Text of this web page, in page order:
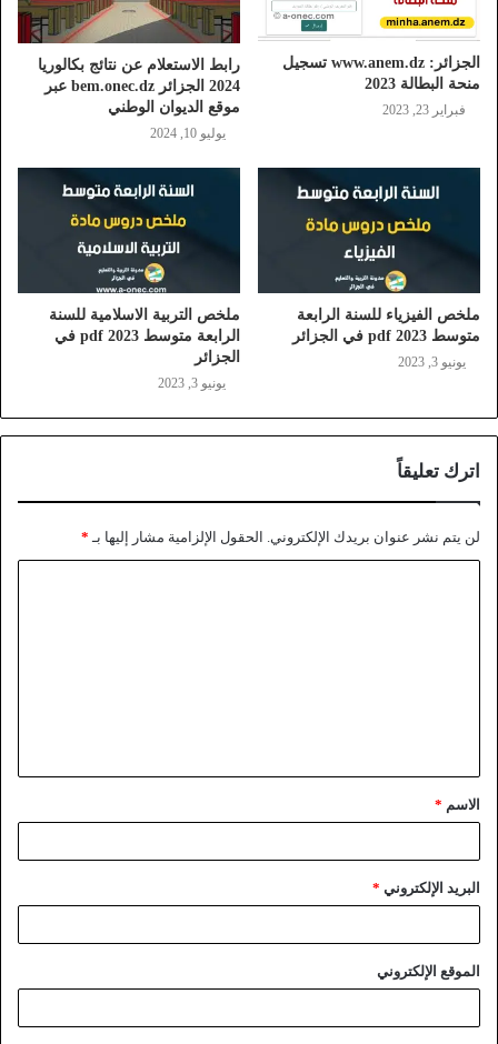
الجزائر: www.anem.dz تسجيل
منحة البطالة 2023
فبراير 23, 2023
رابط الاستعلام عن نتائج بكالوريا
2024 الجزائر bem.onec.dz عبر
موقع الديوان الوطني
يوليو 10, 2024
ملخص الفيزياء للسنة الرابعة
متوسط 2023 pdf في الجزائر
يونيو 3, 2023
ملخص التربية الاسلامية للسنة
الرابعة متوسط 2023 pdf في
الجزائر
يونيو 3, 2023
اترك تعليقاً
لن يتم نشر عنوان بريدك الإلكتروني. الحقول الإلزامية مشار إليها بـ *
الاسم *
البريد الإلكتروني *
الموقع الإلكتروني